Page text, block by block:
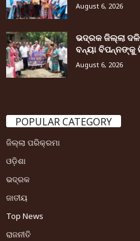
August 6, 2026
ଭଦ୍ରକ ଜିଲ୍ଲା
ବନ୍ୟା ବିପନ୍ନଙ୍କୁ
August 6, 2026
POPULAR CATEGORY
ଜିଲ୍ଲା ପରିକ୍ରମା
ଓଡ଼ିଶା
ଭଦ୍ରକ
ଜାତୀୟ
Top News
ରାଜନୀତି